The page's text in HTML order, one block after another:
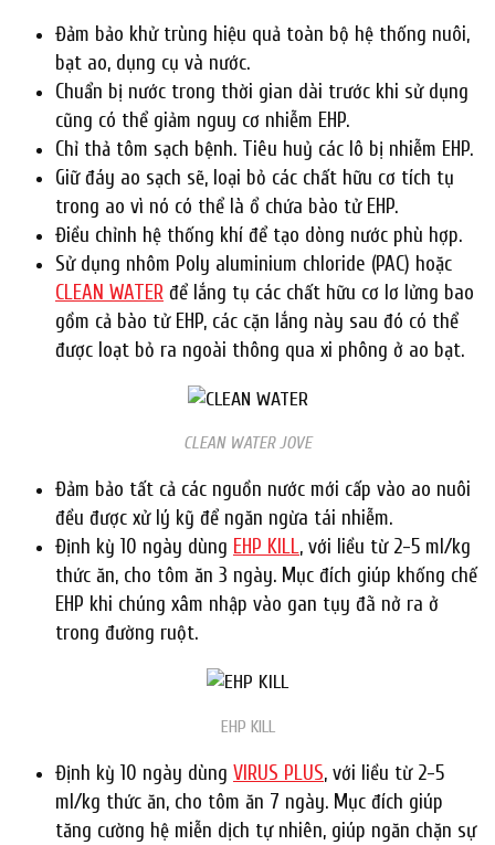
Đảm bảo khử trùng hiệu quả toàn bộ hệ thống nuôi,
bạt ao, dụng cụ và nước.
Chuẩn bị nước trong thời gian dài trước khi sử dụng
cũng có thể giảm nguy cơ nhiễm EHP.
Chỉ thả tôm sạch bệnh. Tiêu huỷ các lô bị nhiễm EHP.
Giữ đáy ao sạch sẽ, loại bỏ các chất hữu cơ tích tụ
trong ao vì nó có thể là ổ chứa bào tử EHP.
Điều chỉnh hệ thống khí để tạo dòng nước phù hợp.
Sử dụng nhôm Poly aluminium chloride (PAC) hoặc
CLEAN WATER để lắng tụ các chất hữu cơ lơ lửng bao
gồm cả bào tử EHP, các cặn lắng này sau đó có thể
được loạt bỏ ra ngoài thông qua xi phông ở ao bạt.
CLEAN WATER JOVE
Đảm bảo tất cả các nguồn nước mới cấp vào ao nuôi
đều được xử lý kỹ để ngăn ngừa tái nhiễm.
Định kỳ 10 ngày dùng EHP KILL, với liều từ 2-5 ml/kg
thức ăn, cho tôm ăn 3 ngày. Mục đích giúp khống chế
EHP khi chúng xâm nhập vào gan tụy đã nở ra ở
trong đường ruột.
EHP KILL
Định kỳ 10 ngày dùng VIRUS PLUS, với liều từ 2-5
ml/kg thức ăn, cho tôm ăn 7 ngày. Mục đích giúp
tăng cường hệ miễn dịch tự nhiên, giúp ngăn chặn sự